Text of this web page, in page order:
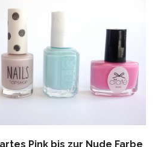
Pink bis zur Nude Farbe